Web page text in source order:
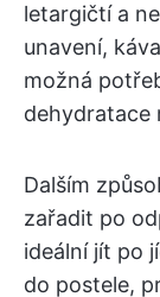
letargičtí a
unavení,
možná
dehydratace
Dalším
zařadit po
ideální jít po
do postele,